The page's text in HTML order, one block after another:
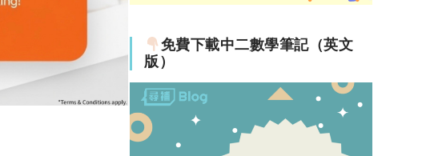
免費下載中二數學筆記（英文
版）